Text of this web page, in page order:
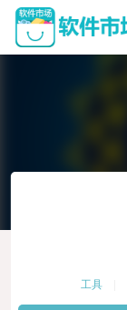
工具